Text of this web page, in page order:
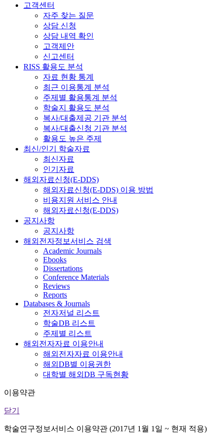
고객센터
자주 찾는 질문
상담 신청
상담 내역 확인
고객제안
신고센터
RISS 활용도 분석
자료 현황 통계
최근 이용통계 분석
주제별 활용통계 분석
학술지 활용도 분석
복사/대출제공 기관 분석
복사/대출신청 기관 분석
활용도 높은 주제
최신/인기 학술자료
최신자료
인기자료
해외자료신청(E-DDS)
해외자료신청(E-DDS) 이용 방법
비용지원 서비스 안내
해외자료신청(E-DDS)
공지사항
공지사항
해외전자정보서비스 검색
Academic Journals
Ebooks
Dissertations
Conference Materials
Reviews
Reports
Databases & Journals
전자저널 리스트
학술DB 리스트
주제별 리스트
해외전자자료 이용안내
해외전자자료 이용안내
해외DB별 이용권한
대학별 해외DB 구독현황
이용약관
닫기
학술연구정보서비스 이용약관 (2017년 1월 1일 ~ 현재 적용)